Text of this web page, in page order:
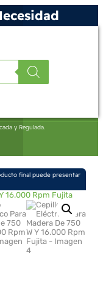
y Regulada.
final puede presentar